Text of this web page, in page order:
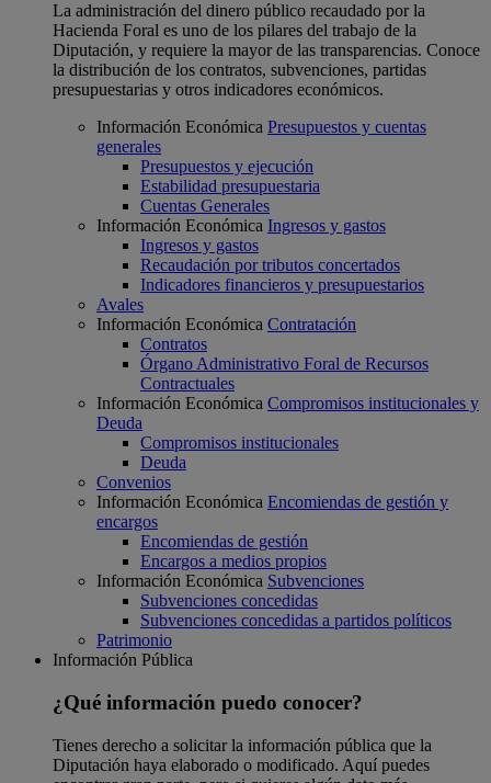
La administración del dinero público recaudado por la
Hacienda Foral es uno de los pilares del trabajo de la
Diputación, y requiere la mayor de las transparencias. Conoce
la distribución de los contratos, subvenciones, partidas
presupuestarias y otros indicadores económicos.
Información Económica Presupuestos y cuentas
generales
Presupuestos y ejecución
Estabilidad presupuestaria
Cuentas Generales
Información Económica Ingresos y gastos
Ingresos y gastos
Recaudación por tributos concertados
Indicadores financieros y presupuestarios
Avales
Información Económica Contratación
Contratos
Órgano Administrativo Foral de Recursos
Contractuales
Información Económica Compromisos institucionales y
Deuda
Compromisos institucionales
Deuda
Convenios
Información Económica Encomiendas de gestión y
encargos
Encomiendas de gestión
Encargos a medios propios
Información Económica Subvenciones
Subvenciones concedidas
Subvenciones concedidas a partidos políticos
Patrimonio
Información Pública
¿Qué información puedo conocer?
Tienes derecho a solicitar la información pública que la
Diputación haya elaborado o modificado. Aquí puedes